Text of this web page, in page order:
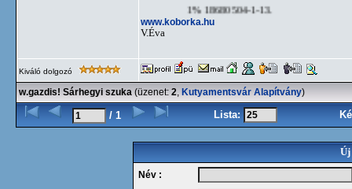
1% 18680504-1-13.
www.koborka.hu
V.Éva
Kiváló dolgozó
w.gazdis! Sárhegyi szuka (üzenet: 2, Kutyamentsvár Alapítvány)
/ 1 Lista:
Új
Név :